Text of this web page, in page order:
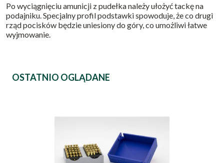
Po wyciągnięciu amunicji z pudełka należy ułożyć tackę na
podajniku. Specjalny profil podstawki spowoduje, że co drugi
rząd pocisków będzie uniesiony do góry, co umożliwi łatwe
wyjmowanie.
OSTATNIO OGLĄDANE